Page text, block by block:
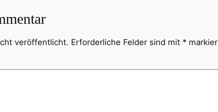
veröffentlicht. Erforderliche Felder sind mit *